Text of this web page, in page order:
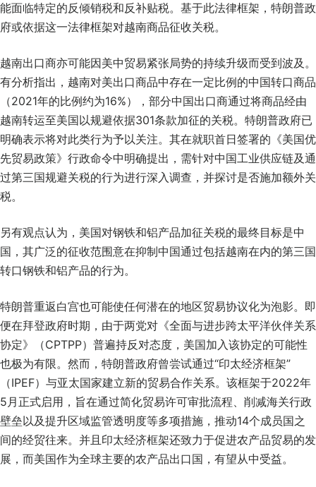
能面临特定的反倾销税和反补贴税。基于此法律框架，特朗普政
府或依据这一法律框架对越南商品征收关税。
越南出口商亦可能因美中贸易紧张局势的持续升级而受到波及。
有分析指出，越南对美出口商品中存在一定比例的中国转口商品
（2021年的比例约为16%），部分中国出口商通过将商品经由
越南转运至美国以规避依据301条款加征的关税。特朗普政府已
明确表示将对此类行为予以关注。其在就职首日签署的《美国优
先贸易政策》行政命令中明确提出，需针对中国工业供应链及通
过第三国规避关税的行为进行深入调查，并探讨是否施加额外关
税。
另有观点认为，美国对钢铁和铝产品加征关税的最终目标是中
国，其广泛的征收范围意在抑制中国通过包括越南在内的第三国
转口钢铁和铝产品的行为。
特朗普重返白宫也可能使任何潜在的地区贸易协议化为泡影。即
便在拜登政府时期，由于两党对《全面与进步跨太平洋伙伴关系
协定》（CPTPP）普遍持反对态度，美国加入该协定的可能性
也极为有限。然而，特朗普政府曾尝试通过“印太经济框架”
（IPEF）与亚太国家建立新的贸易合作关系。该框架于2022年
5月正式启用，旨在通过简化贸易许可审批流程、削减海关行政
壁垒以及提升区域监管透明度等多项措施，推动14个成员国之
间的经贸往来。并且印太经济框架还致力于促进农产品贸易的发
展，而美国作为全球主要的农产品出口国，有望从中受益。